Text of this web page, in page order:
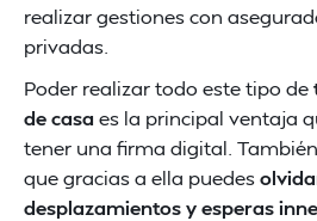
realizar gestiones con
privadas.
Poder realizar todo este tipo de
de casa es la principal ventaja
tener una firma digital.
que gracias a ella puedes
desplazamientos y esperas